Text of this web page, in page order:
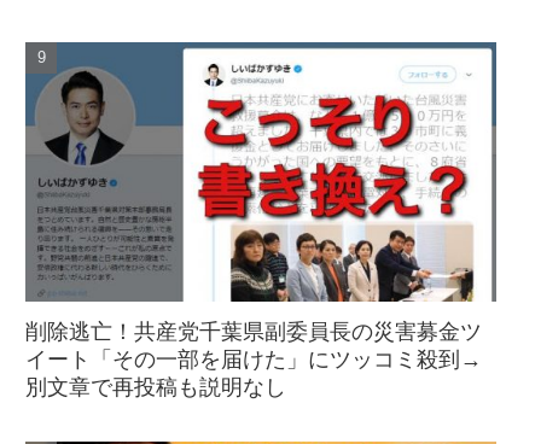
削除逃亡！共産党千葉県副委員長の災害募金ツ
イート「その一部を届けた」にツッコミ殺到→
別文章で再投稿も説明なし